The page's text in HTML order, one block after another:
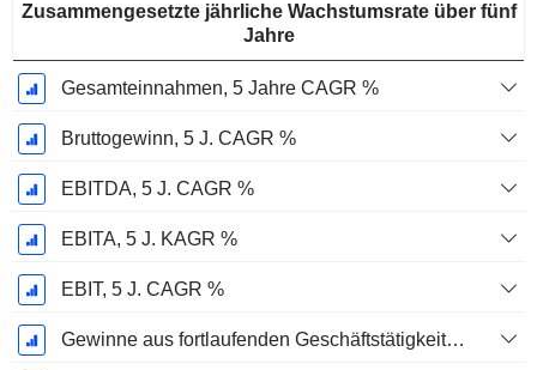
Zusammengesetzte jährliche Wachstumsrate über fünf
Jahre
Gesamteinnahmen, 5 Jahre CAGR %
Bruttogewinn, 5 J. CAGR %
EBITDA, 5 J. CAGR %
EBITA, 5 J. KAGR %
EBIT, 5 J. CAGR %
Gewinne aus fortlaufenden Geschäftstätigkeiten, 5-Jahres-CAGR %